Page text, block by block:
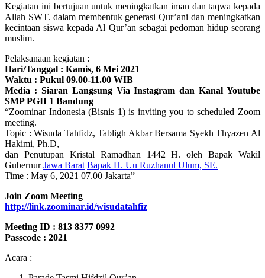
Kegiatan ini bertujuan untuk meningkatkan iman dan taqwa kepada
Allah SWT. dalam membentuk generasi Qur’ani dan meningkatkan
kecintaan siswa kepada Al Qur’an sebagai pedoman hidup seorang
muslim.
Pelaksanaan kegiatan :
Hari/Tanggal : Kamis, 6 Mei 2021
Waktu : Pukul 09.00-11.00 WIB
Media : Siaran Langsung Via Instagram dan Kanal Youtube
SMP PGII 1 Bandung
“Zoominar Indonesia (Bisnis 1) is inviting you to scheduled Zoom
meeting.
Topic : Wisuda Tahfidz, Tabligh Akbar Bersama Syekh Thyazen Al
Hakimi, Ph.D,
dan Penutupan Kristal Ramadhan 1442 H. oleh Bapak Wakil
GubernurJawa Barat Bapak H. Uu Ruzhanul Ulum, SE.
Time : May 6, 2021 07.00 Jakarta”
Join Zoom Meeting
http://link.zoominar.id/wisudatahfiz
Meeting ID : 813 8377 0992
Passcode : 2021
Acara :